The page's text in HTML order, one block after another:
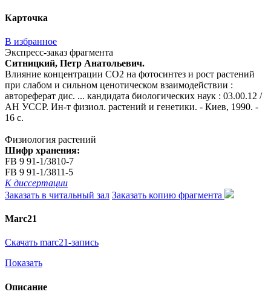
Карточка
В избранное
Экспресс-заказ фрагмента
Ситницкий, Петр Анатольевич.
Влияние концентрации CO2 на фотосинтез и рост растений
при слабом и сильном ценотическом взаимодействии :
автореферат дис. ... кандидата биологических наук : 03.00.12 /
АН УССР. Ин-т физиол. растений и генетики. - Киев, 1990. -
16 с.
Физиология растений
Шифр хранения:
FB 9 91-1/3810-7
FB 9 91-1/3811-5
К диссертации
Заказать в читальный зал Заказать копию фрагмента
Marc21
Скачать marc21-запись
Показать
Описание